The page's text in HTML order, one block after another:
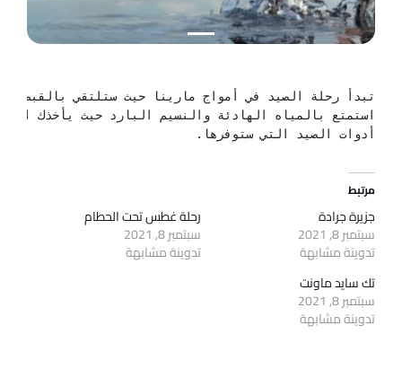
أدوات الصيد التي ستوفرها.
مرتبط
جزيرة جرادة
سبتمبر 8, 2021
تدوينة مشابهة
رحلة غطس تحت الحطام
سبتمبر 8, 2021
تدوينة مشابهة
تك سايد ماونت
سبتمبر 8, 2021
تدوينة مشابهة